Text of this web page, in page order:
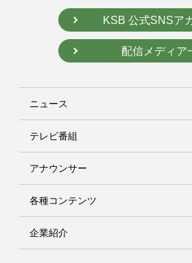
KSB 公式SNSア
配信メディア
ニュース
テレビ番組
アナウンサー
各種コンテンツ
企業紹介